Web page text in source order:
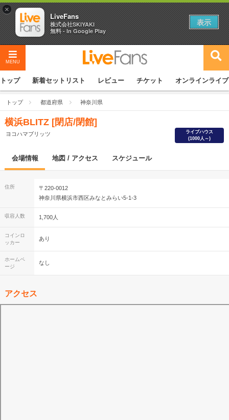
MENU
トップ 新着セットリスト レビュー チケット オンラインライブ
トップ 都道府県 神奈川県
横浜BLITZ [閉店/閉館]
ヨコハマブリッツ
ライブハウス
(1000人～)
会場情報 地図 / アクセス スケジュール
住所
〒220-0012
神奈川県横浜市西区みなとみらい5-1-3
収容人数 1,700人
コインロ
ッカー
あり
ホームペ
ージ
なし
アクセス
×
LiveFans
株式会社SKIYAKI
無料 - In Google Play
表示